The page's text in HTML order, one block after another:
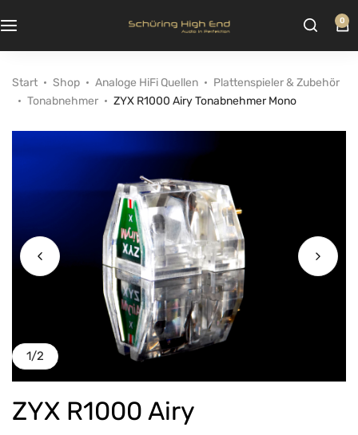
0
Start Shop Analoge HiFi Quellen
Plattenspieler & Zubehör
Tonabnehmer
ZYX R1000 Airy Tonabnehmer Mono
1/2
ZYX R1000 Airy